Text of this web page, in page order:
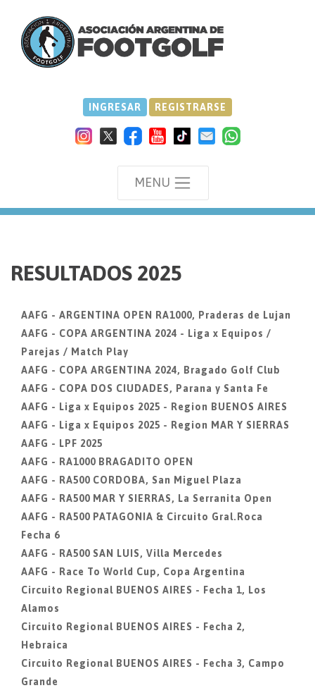
INGRESAR REGISTRARSE
MENU
RESULTADOS 2025
AAFG - ARGENTINA OPEN RA1000, Praderas de Lujan
AAFG - COPA ARGENTINA 2024 - Liga x Equipos /
Parejas / Match Play
AAFG - COPA ARGENTINA 2024, Bragado Golf Club
AAFG - COPA DOS CIUDADES, Parana y Santa Fe
AAFG - Liga x Equipos 2025 - Region BUENOS AIRES
AAFG - Liga x Equipos 2025 - Region MAR Y SIERRAS
AAFG - LPF 2025
AAFG - RA1000 BRAGADITO OPEN
AAFG - RA500 CORDOBA, San Miguel Plaza
AAFG - RA500 MAR Y SIERRAS, La Serranita Open
AAFG - RA500 PATAGONIA & Circuito Gral.Roca
Fecha 6
AAFG - RA500 SAN LUIS, Villa Mercedes
AAFG - Race To World Cup, Copa Argentina
Circuito Regional BUENOS AIRES - Fecha 1, Los
Alamos
Circuito Regional BUENOS AIRES - Fecha 2,
Hebraica
Circuito Regional BUENOS AIRES - Fecha 3, Campo
Grande